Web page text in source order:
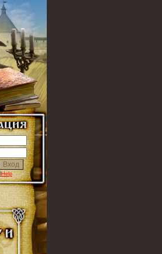
Help